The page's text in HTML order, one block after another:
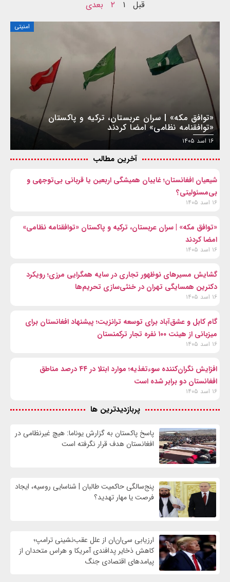
قبل ۱ ۲ بعدی
امنیتی
«توافق مکه» | سران عربستان، ترکیه و پاکستان
«توافقنامه نظامی» امضا کردند
۱۶ اسد ۱۴۰۵
آخرین مطالب
شیعیان افغانستان؛ غایبان همیشگی اربعین یا قربانی بی‌توجهی و
بی‌مسئولیتی؟
۱۶ اسد ۱۴۰۵
«توافق مکه» | سران عربستان، ترکیه و پاکستان «توافقنامه نظامی»
امضا کردند
۱۶ اسد ۱۴۰۵
گشایش مسیرهای نوظهور تجاری در سایه همگرایی مرزی؛ رویکرد
دکترین همسایگی تهران در خنثی‌سازی تحریم‌ها
۱۶ اسد ۱۴۰۵
گام کابل و عشق‌آباد برای توسعه ترانزیت؛ پیشنهاد افغانستان برای
میزبانی از هیئت ۱۰۰ نفره تجار ترکمنستان
۱۶ اسد ۱۴۰۵
افزایش نگران‌کننده سوءتغذیه؛ موارد ابتلا در ۴۴ درصد مناطق
افغانستان دو برابر شده است
۱۶ اسد ۱۴۰۵
پربازدیدترین ها
پاسخ پاکستان به گزارش یوناما: هیچ غیرنظامی در
افغانستان هدف قرار نگرفته است
پنج‌سالگی حاکمیت طالبان | شناسایی روسیه، ایجاد
فرصت‌ یا مهار تهدید؟
ارزیابی سی‌ان‌ان از علل عقب‌نشینی ترامپ؛
کاهش ذخایر پدافندی آمریکا و هراس متحدان از
پیامدهای اقتصادی جنگ